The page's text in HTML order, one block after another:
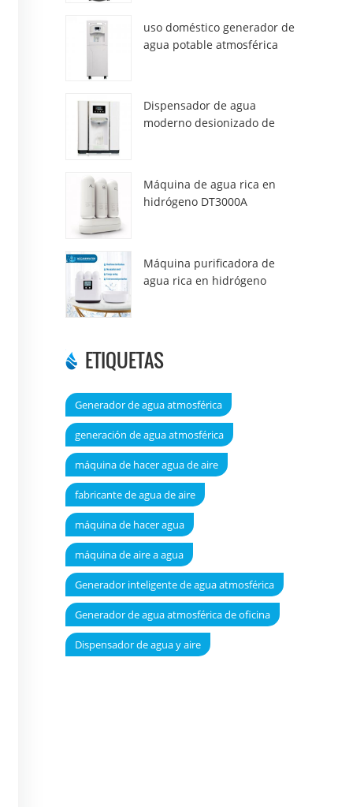
uso doméstico generador de
agua potable atmosférica
Dispensador de agua
moderno desionizado de
Máquina de agua rica en
hidrógeno DT3000A
Máquina purificadora de
agua rica en hidrógeno
ETIQUETAS
Generador de agua atmosférica
generación de agua atmosférica
máquina de hacer agua de aire
fabricante de agua de aire
máquina de hacer agua
máquina de aire a agua
Generador inteligente de agua atmosférica
Generador de agua atmosférica de oficina
Dispensador de agua y aire